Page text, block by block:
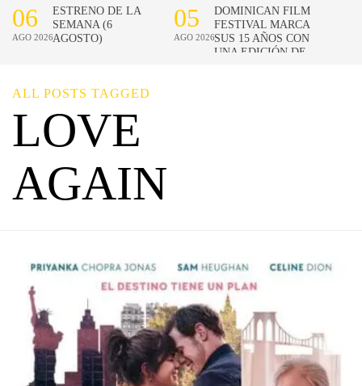
ALL POSTS TAGGED
LOVE
AGAIN